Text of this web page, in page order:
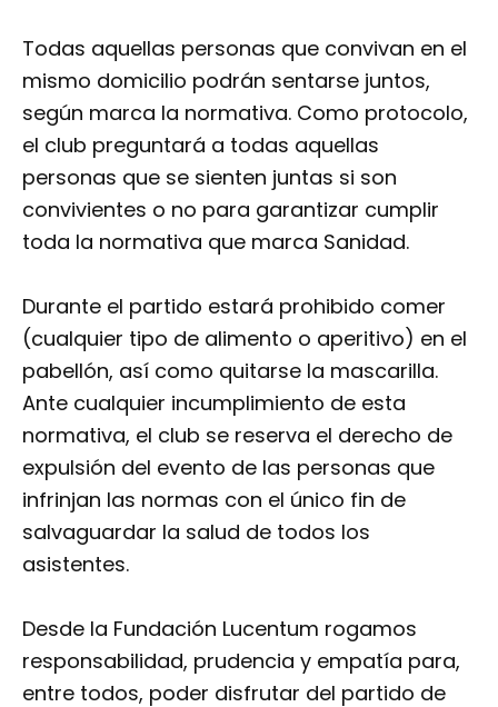
Todas aquellas personas que convivan en el
mismo domicilio podrán sentarse juntos,
según marca la normativa. Como protocolo,
el club preguntará a todas aquellas
personas que se sienten juntas si son
convivientes o no para garantizar cumplir
toda la normativa que marca Sanidad.
Durante el partido estará prohibido comer
(cualquier tipo de alimento o aperitivo) en el
pabellón, así como quitarse la mascarilla.
Ante cualquier incumplimiento de esta
normativa, el club se reserva el derecho de
expulsión del evento de las personas que
infrinjan las normas con el único fin de
salvaguardar la salud de todos los
asistentes.
Desde la Fundación Lucentum rogamos
responsabilidad, prudencia y empatía para,
entre todos, poder disfrutar del partido de